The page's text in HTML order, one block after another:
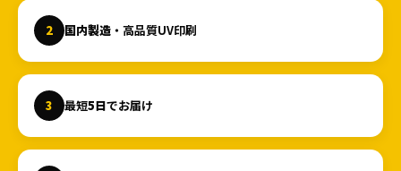
2 国内製造 ・高品質UV印刷
3 最短5日でお届け